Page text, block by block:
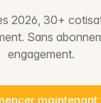
2026, 30+
Sans
engagement.
maintenant